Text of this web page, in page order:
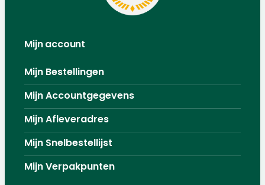
Mijn account
Mijn Bestellingen
Mijn Accountgegevens
Mijn Afleveradres
Mijn Snelbestellijst
Mijn Verpakpunten